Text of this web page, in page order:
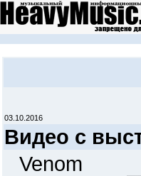
03.10.2016
Видео с
Venom